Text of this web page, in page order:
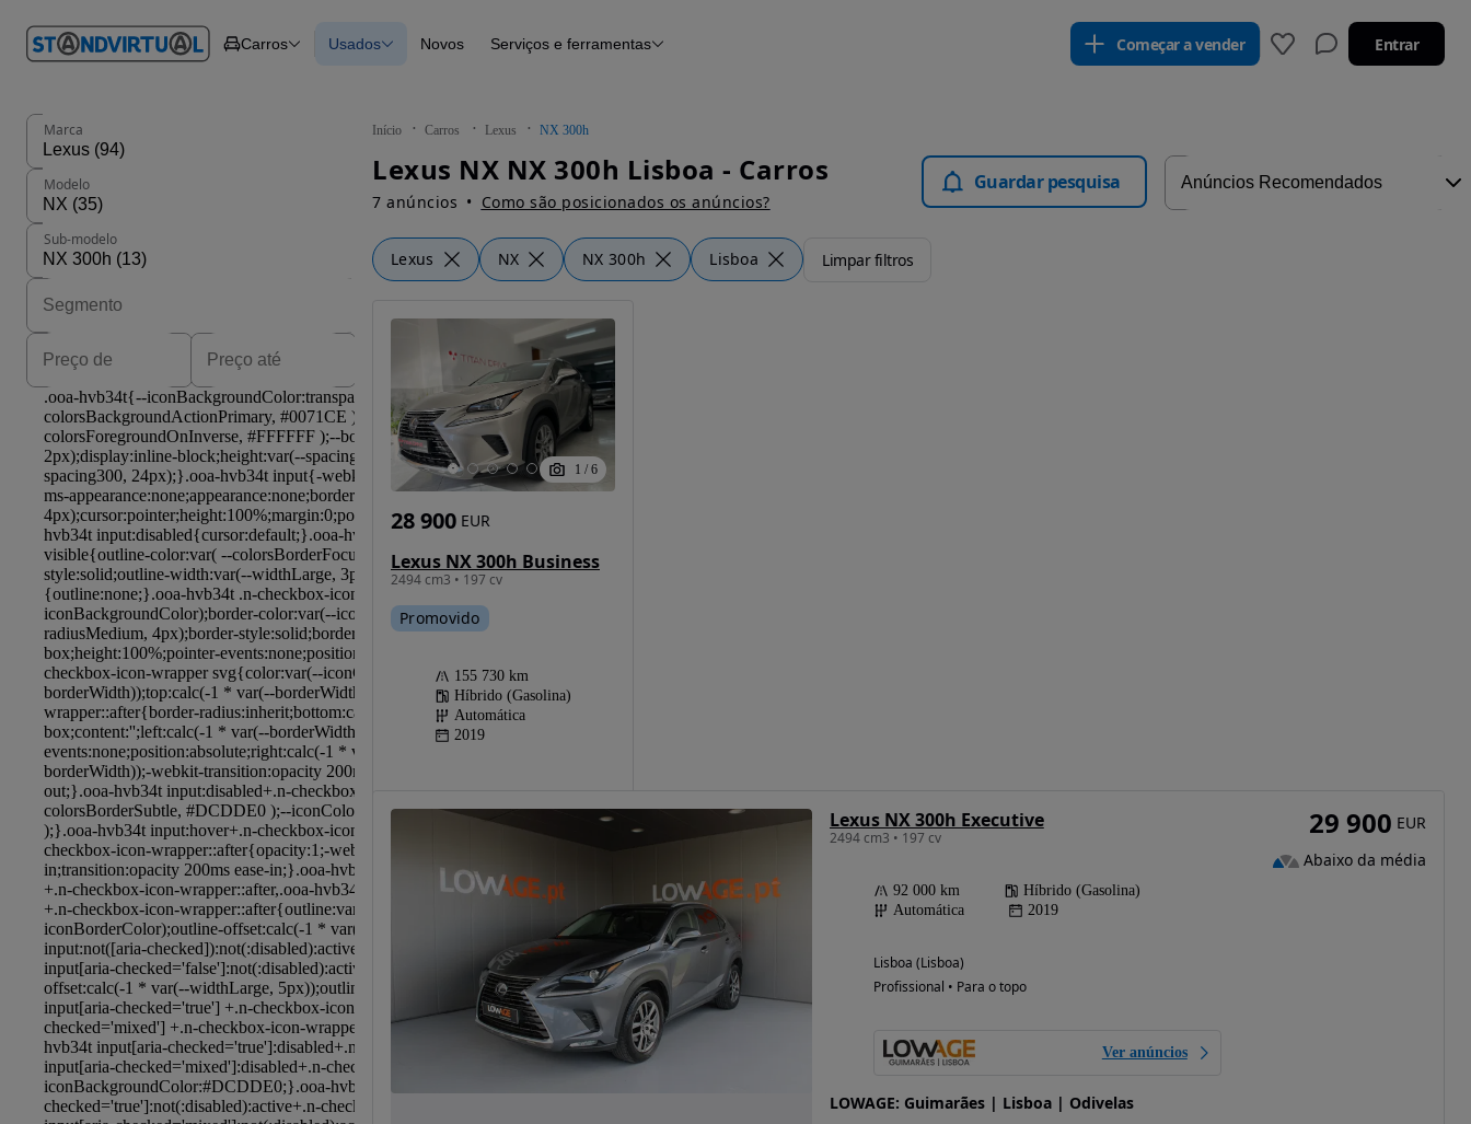
em
Carros Carros
Carros
Novos
Usados Novos
Histórico do veículo
Serviços e ferramentas Começar a vender Entrar
Início Carros Lexus NX 300h
Lexus NX NX 300h Lisboa - Carros
7 anúncios Como são posicionados os anúncios?
Guardar pesquisa
Lexus NX NX 300h Lisboa Limpar filtros
Marca
Modelo
Sub-modelo
1 / 6
Lexus NX 300h Business
2494 cm3 • 197 cv
28 900 EUR
Promovido
155 730 km
Híbrido (Gasolina)
Automática
2019
Lexus NX 300h Executive
2494 cm3 • 197 cv
92 000 km
Híbrido (Gasolina)
Automática
2019
Lisboa (Lisboa)
Profissional • Para o topo
Ver anúncios
LOWAGE: Guimarães | Lisboa | Odivelas
29 900 EUR
Abaixo da média